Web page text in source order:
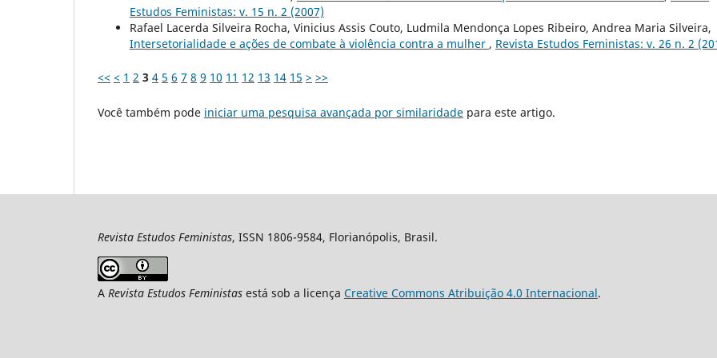
Estudos Feministas: v. 15 n. 2 (2007)
Rafael Lacerda Silveira Rocha, Vinicius Assis Couto, Ludmila Mendonça Lopes Ribeiro, Andrea Maria Silveira,
Intersetorialidade e ações de combate à violência contra a mulher , Revista Estudos Feministas: v. 26 n. 2
<< < 1 2 3 4 5 6 7 8 9 10 11 12 13 14 15 > >>
Você também pode iniciar uma pesquisa avançada por similaridade para este artigo.
Revista Estudos Feministas, ISSN 1806-9584, Florianópolis, Brasil.
A Revista Estudos Feministas está sob a licença Creative Commons Atribuição 4.0 Internacional.